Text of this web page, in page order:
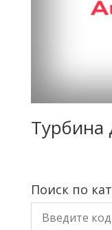
Турбина
Поиск по